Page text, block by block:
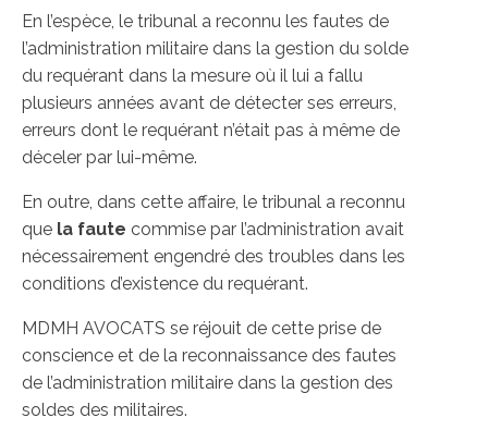
En l’espèce, le tribunal a reconnu les fautes de
l’administration militaire dans la gestion du solde
du requérant dans la mesure où il lui a fallu
plusieurs années avant de détecter ses erreurs,
erreurs dont le requérant n’était pas à même de
déceler par lui-même.
En outre, dans cette affaire, le tribunal a reconnu
que la faute commise par l’administration avait
nécessairement engendré des troubles dans les
conditions d’existence du requérant.
MDMH AVOCATS se réjouit de cette prise de
conscience et de la reconnaissance des fautes
de l’administration militaire dans la gestion des
soldes des militaires.